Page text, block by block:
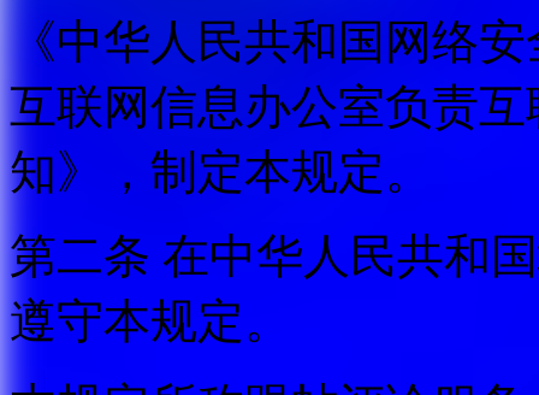
《中华人民共和国网络
互联网信息办公室负责
知》，制定本规定。
第二条 在中华人民共和
遵守本规定。